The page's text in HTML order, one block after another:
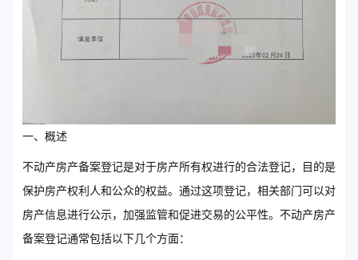
一、概述
不动产房产备案登记是对于房产所有权进行的合法登记，目的是
保护房产权利人和公众的权益。通过这项登记，相关部门可以对
房产信息进行公示，加强监管和促进交易的公平性。不动产房产
备案登记通常包括以下几个方面：